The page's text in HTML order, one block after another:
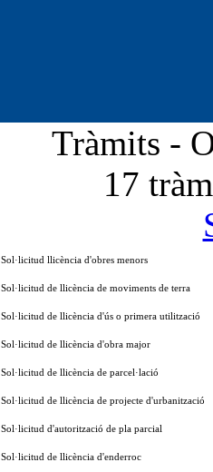
Tràmits -
17
Sol·licitud llicència d'obres menors
Sol·licitud de llicència de moviments de terra
Sol·licitud de llicència d'ús o primera utilització
Sol·licitud de llicència d'obra major
Sol·licitud de llicència de parcel·lació
Sol·licitud de llicència de projecte d'urbanització
Sol·licitud d'autorització de pla parcial
Sol·licitud de llicència d'enderroc